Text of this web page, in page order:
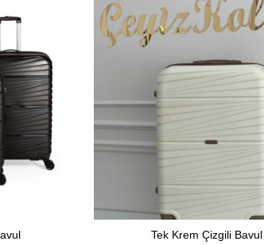
SEÇENEKLER
Tek Krem Çizgili Bavul